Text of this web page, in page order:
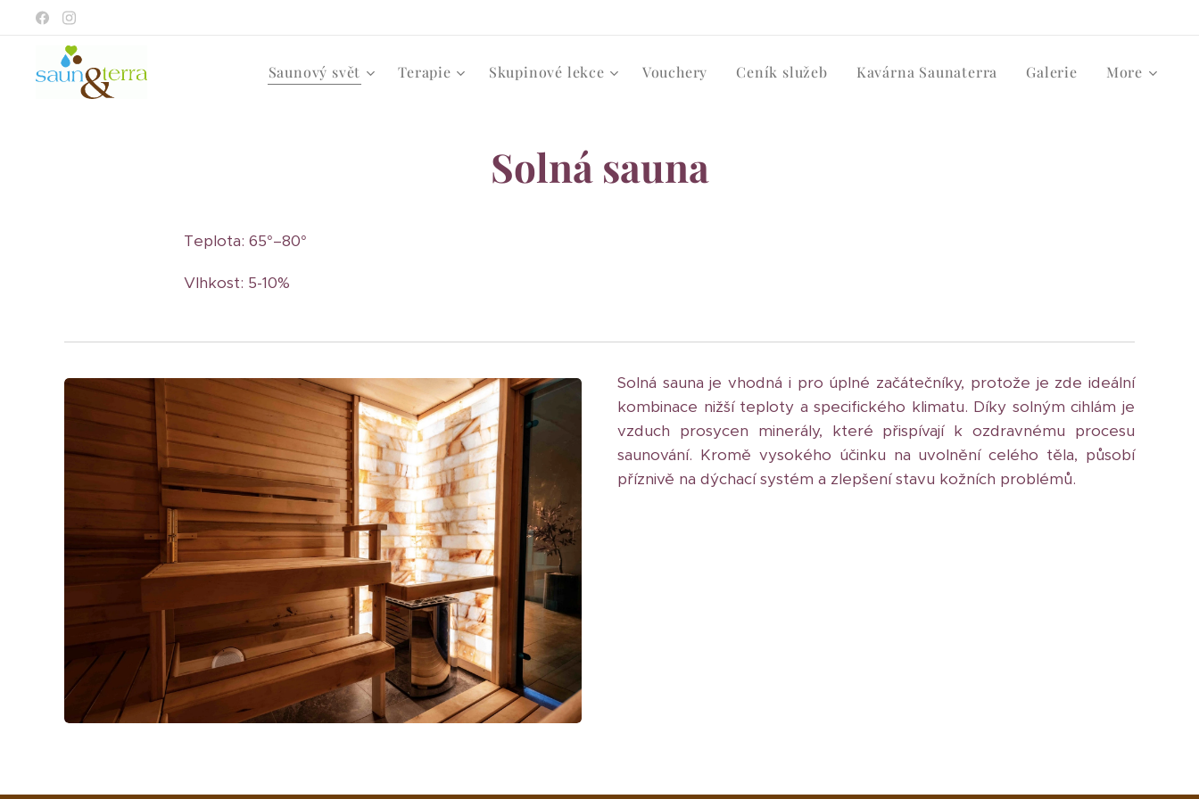
Saunový svět Terapie Skupinové lekce Vouchery Ceník služeb Kavárna Saunaterra Galerie More
Solná sauna
Teplota: 65°–80°
Vlhkost: 5-10%
Solná sauna je vhodná i pro úplné začátečníky, protože je zde ideální
kombinace nižší teploty a specifického klimatu. Díky solným cihlám je
vzduch prosycen minerály, které přispívají k ozdravnému procesu
saunování. Kromě vysokého účinku na uvolnění celého těla, působí
příznivě na dýchací systém a zlepšení stavu kožních problémů.